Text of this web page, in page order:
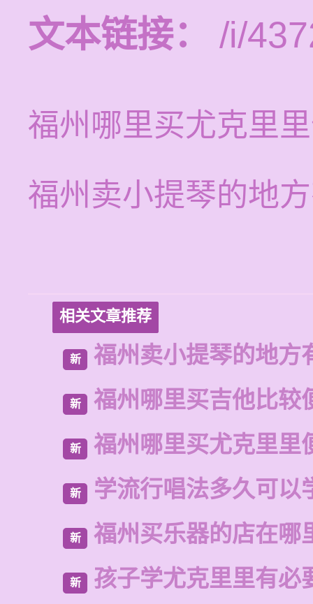
文本链接：
/i/
福州哪里买尤克里
福州卖小提琴的地
相关文章推荐
新 福州卖小提琴的地方
新 福州哪里买吉他比较
新 福州哪里买尤克里里
新 学流行唱法多久可以
新 福州买乐器的店在哪
新 孩子学尤克里里有必